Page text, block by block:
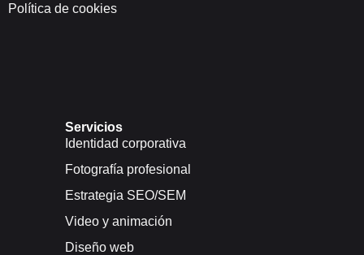
Política de cookies
Servicios
Identidad corporativa
Fotografía profesional
Estrategia SEO/SEM
Video y animación
Diseño web